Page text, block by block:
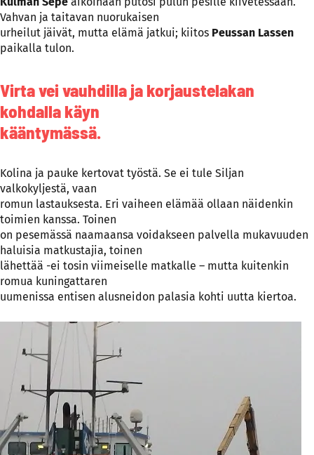
Vahvan ja taitavan nuorukaisen
urheilut jäivät, mutta elämä jatkui; kiitos Peussan Lassen
paikalla tulon.
Virta vei vauhdilla ja korjaustelakan
kohdalla käyn
kääntymässä.
Kolina ja pauke kertovat työstä. Se ei tule Siljan
valkokyljestä, vaan
romun lastauksesta. Eri vaiheen elämää ollaan näidenkin
toimien kanssa. Toinen
on pesemässä naamaansa voidakseen palvella mukavuuden
haluisia matkustajia, toinen
lähettää -ei tosin viimeiselle matkalle – mutta kuitenkin
romua kuningattaren
uumenissa entisen alusneidon palasia kohti uutta kiertoa.